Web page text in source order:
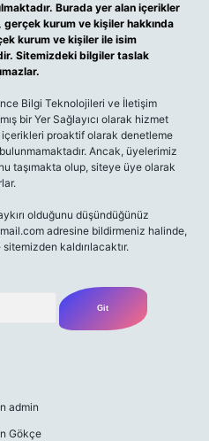
Burada yer alan içerikler
kurum ve kişiler hakkında
kurum ve kişiler ile isim
Sitemizdeki bilgiler taslak
Bilgi Teknolojileri ve İletişim
bir Yer Sağlayıcı olarak hizmet
proaktif olarak denetleme
Ancak, üyelerimiz
taşımakta olup, siteye üye olarak
olduğunu düşündüğünüz
adresine bildirmeniz halinde,
kaldırılacaktır.
admin
Gökçe